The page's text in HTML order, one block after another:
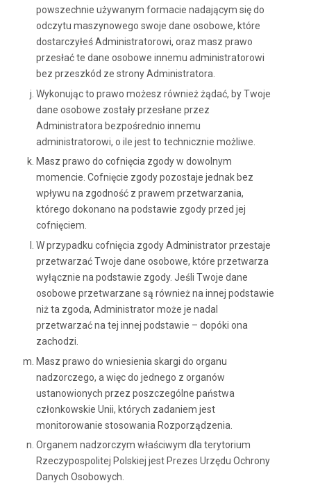
powszechnie używanym formacie nadającym się do
odczytu maszynowego swoje dane osobowe, które
dostarczyłeś Administratorowi, oraz masz prawo
przesłać te dane osobowe innemu administratorowi
bez przeszkód ze strony Administratora.
Wykonując to prawo możesz również żądać, by Twoje
dane osobowe zostały przesłane przez
Administratora bezpośrednio innemu
administratorowi, o ile jest to technicznie możliwe.
Masz prawo do cofnięcia zgody w dowolnym
momencie. Cofnięcie zgody pozostaje jednak bez
wpływu na zgodność z prawem przetwarzania,
którego dokonano na podstawie zgody przed jej
cofnięciem.
W przypadku cofnięcia zgody Administrator przestaje
przetwarzać Twoje dane osobowe, które przetwarza
wyłącznie na podstawie zgody. Jeśli Twoje dane
osobowe przetwarzane są również na innej podstawie
niż ta zgoda, Administrator może je nadal
przetwarzać na tej innej podstawie – dopóki ona
zachodzi.
Masz prawo do wniesienia skargi do organu
nadzorczego, a więc do jednego z organów
ustanowionych przez poszczególne państwa
członkowskie Unii, których zadaniem jest
monitorowanie stosowania Rozporządzenia.
Organem nadzorczym właściwym dla terytorium
Rzeczypospolitej Polskiej jest Prezes Urzędu Ochrony
Danych Osobowych.